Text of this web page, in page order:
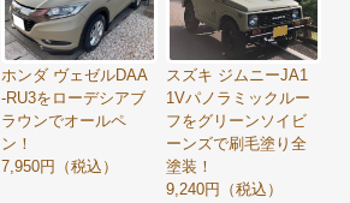
ホンダ ヴェゼルDAA
-RU3をローデシアブ
ラウンでオールペ
ン！
7,950円（税込）
スズキ ジムニーJA1
1Vパノラミックルー
フをグリーンソイビ
ーンズで刷毛塗り全
塗装！
9,240円（税込）